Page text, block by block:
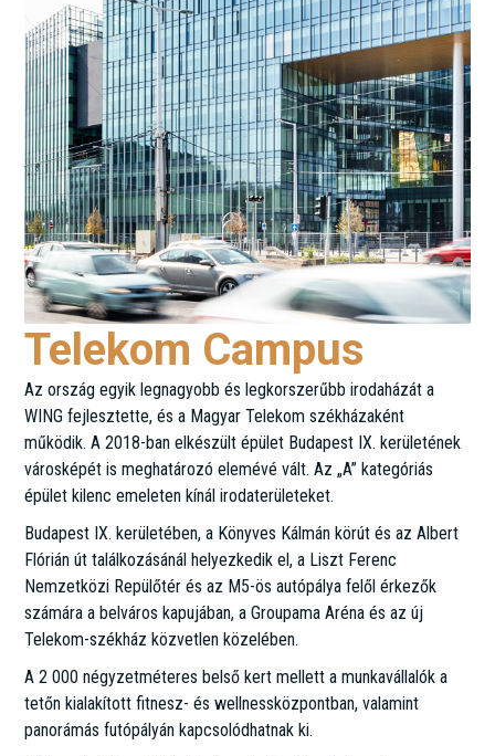
Telekom Campus
Az ország egyik legnagyobb és legkorszerűbb irodaházát a
WING fejlesztette, és a Magyar Telekom székházaként
működik. A 2018-ban elkészült épület Budapest IX. kerületének
városképét is meghatározó elemévé vált. Az „A” kategóriás
épület kilenc emeleten kínál irodaterületeket.
Budapest IX. kerületében, a Könyves Kálmán körút és az Albert
Flórián út találkozásánál helyezkedik el, a Liszt Ferenc
Nemzetközi Repülőtér és az M5-ös autópálya felől érkezők
számára a belváros kapujában, a Groupama Aréna és az új
Telekom-székház közvetlen közelében.
A 2 000 négyzetméteres belső kert mellett a munkavállalók a
tetőn kialakított fitnesz- és wellnessközpontban, valamint
panorámás futópályán kapcsolódhatnak ki.